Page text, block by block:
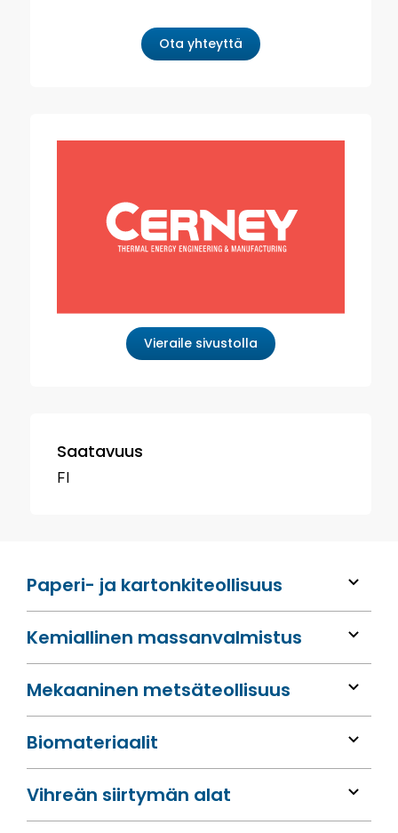
Paperi- ja kartonkiteollisuus
Kemiallinen massan­valmistus
Mekaaninen metsä­teollisuus
Bio­materiaalit
Vihreän siirtymän alat
Ota yhteyttä
Vieraile sivustolla
Saatavuus
FI